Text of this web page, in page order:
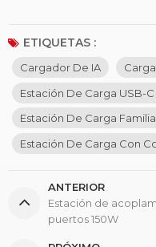
ETIQUETAS :
Cargador De IA
Estación De Carga USB-
Estación De Carga
Estación De Carga Con
ANTERIOR
Estación de
puertos 150W